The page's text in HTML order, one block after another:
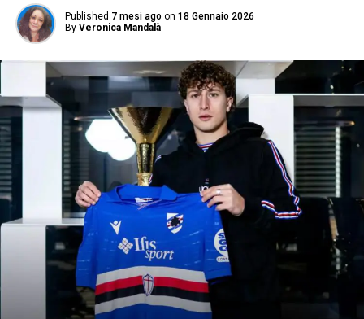
Published 7 mesi ago on 18 Gennaio 2026
By Veronica Mandalà